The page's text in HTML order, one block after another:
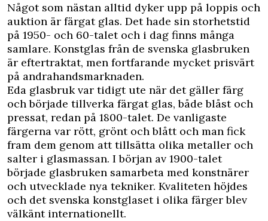
Något som nästan alltid dyker upp på loppis och
auktion är färgat glas. Det hade sin storhetstid
på 1950- och 60-talet och i dag finns många
samlare. Konstglas från de svenska glasbruken
är eftertraktat, men fortfarande mycket prisvärt
på andrahandsmarknaden.
Eda glasbruk var tidigt ute när det gäller färg
och började tillverka färgat glas, både blåst och
pressat, redan på 1800-talet. De vanligaste
färgerna var rött, grönt och blått och man fick
fram dem genom att tillsätta olika metaller och
salter i glasmassan. I början av 1900-talet
började glasbruken samarbeta med konstnärer
och utvecklade nya tekniker. Kvaliteten höjdes
och det svenska konstglaset i olika färger blev
välkänt internationellt.